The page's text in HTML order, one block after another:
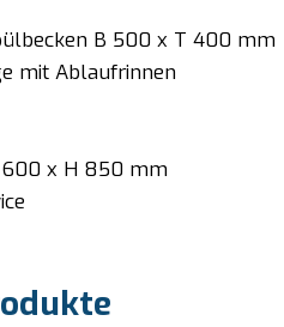
B 500 x T 400 mm
mit Ablaufrinnen
600 x H 850 mm